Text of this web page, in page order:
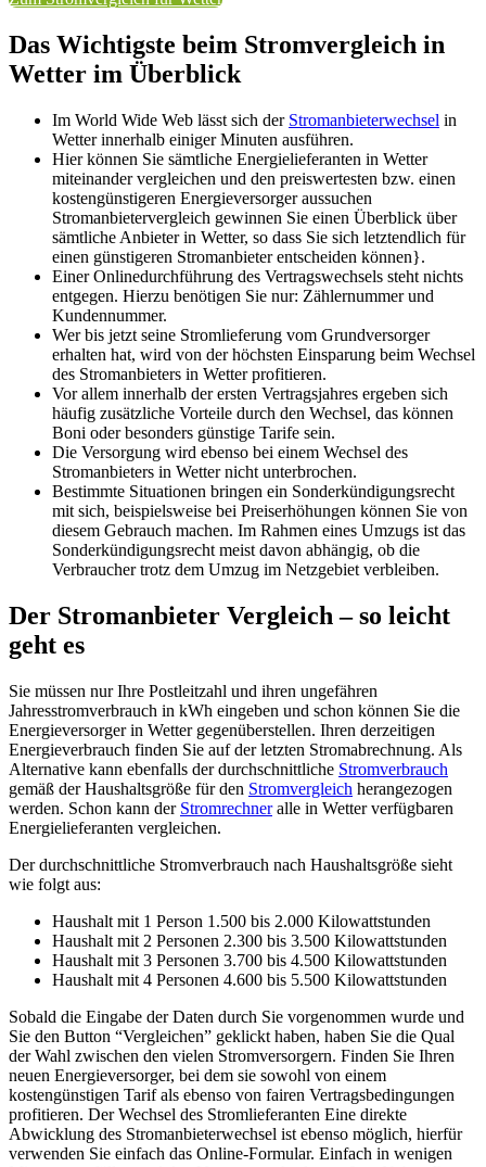
Das Wichtigste beim Stromvergleich in
Wetter im Überblick
Im World Wide Web lässt sich der Stromanbieterwechsel in
Wetter innerhalb einiger Minuten ausführen.
Hier können Sie sämtliche Energielieferanten in Wetter
miteinander vergleichen und den preiswertesten bzw. einen
kostengünstigeren Energieversorger aussuchen
Stromanbietervergleich gewinnen Sie einen Überblick über
sämtliche Anbieter in Wetter, so dass Sie sich letztendlich für
einen günstigeren Stromanbieter entscheiden können}.
Einer Onlinedurchführung des Vertragswechsels steht nichts
entgegen. Hierzu benötigen Sie nur: Zählernummer und
Kundennummer.
Wer bis jetzt seine Stromlieferung vom Grundversorger
erhalten hat, wird von der höchsten Einsparung beim Wechsel
des Stromanbieters in Wetter profitieren.
Vor allem innerhalb der ersten Vertragsjahres ergeben sich
häufig zusätzliche Vorteile durch den Wechsel, das können
Boni oder besonders günstige Tarife sein.
Die Versorgung wird ebenso bei einem Wechsel des
Stromanbieters in Wetter nicht unterbrochen.
Bestimmte Situationen bringen ein Sonderkündigungsrecht
mit sich, beispielsweise bei Preiserhöhungen können Sie von
diesem Gebrauch machen. Im Rahmen eines Umzugs ist das
Sonderkündigungsrecht meist davon abhängig, ob die
Verbraucher trotz dem Umzug im Netzgebiet verbleiben.
Der Stromanbieter Vergleich – so leicht
geht es
Sie müssen nur Ihre Postleitzahl und ihren ungefähren
Jahresstromverbrauch in kWh eingeben und schon können Sie die
Energieversorger in Wetter gegenüberstellen. Ihren derzeitigen
Energieverbrauch finden Sie auf der letzten Stromabrechnung. Als
Alternative kann ebenfalls der durchschnittliche Stromverbrauch
gemäß der Haushaltsgröße für den Stromvergleich herangezogen
werden. Schon kann der Stromrechneralle in Wetter verfügbaren
Energielieferanten vergleichen.
Der durchschnittliche Stromverbrauch nach Haushaltsgröße sieht
wie folgt aus:
Haushalt mit 1 Person 1.500 bis 2.000 Kilowattstunden
Haushalt mit 2 Personen 2.300 bis 3.500 Kilowattstunden
Haushalt mit 3 Personen 3.700 bis 4.500 Kilowattstunden
Haushalt mit 4 Personen 4.600 bis 5.500 Kilowattstunden
Sobald die Eingabe der Daten durch Sie vorgenommen wurde und
Sie den Button “Vergleichen” geklickt haben, haben Sie die Qual
der Wahl zwischen den vielen Stromversorgern. Finden Sie Ihren
neuen Energieversorger, bei dem sie sowohl von einem
kostengünstigen Tarif als ebenso von fairen Vertragsbedingungen
profitieren. Der Wechsel des Stromlieferanten Eine direkte
Abwicklung des Stromanbieterwechsel ist ebenso möglich, hierfür
verwenden Sie einfach das Online-Formular. Einfach in wenigen